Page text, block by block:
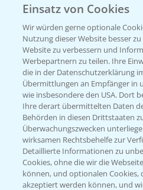
Beratung auf
T.+49 (0)174 346
KONTAKT
Hilfe in Notfällen
T.+49 (0)214/30-
Einsatz von Cookies
Wir würden gerne optionale
Nutzung dieser Website besser
Website zu verbessern und
Werbepartnern zu teilen. Ihre
die in der Datenschutzerklärung
Übermittlungen an Empfänger in
wie insbesondere den USA. Dort
Ihre derart übermittelten Daten
Behörden in diesen Drittstaaten
Überwachungszwecken
wirksamen Rechtsbehelfe zur
Detaillierte Informationen zu
Cookies, ohne die wir die
können, und optionalen
akzeptiert werden können, und